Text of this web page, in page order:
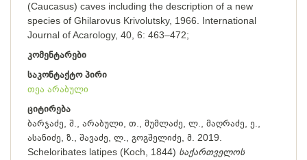
(Caucasus) caves including the description of a new
species of Ghilarovus Krivolutsky, 1966. International
Journal of Acarology, 40, 6: 463–472;
კომენტარები
საკონტაქტო პირი
თეა არაბული
ციტირება
ბარჯაძე, შ., არაბული, თ., მუმლაძე, ლ., მაღრაძე, ე.,
ასანიძე, ზ., შავაძე, ლ., გოგშელიძე, მ. 2019.
Scheloribates latipes (Koch, 1844) საქართველოს